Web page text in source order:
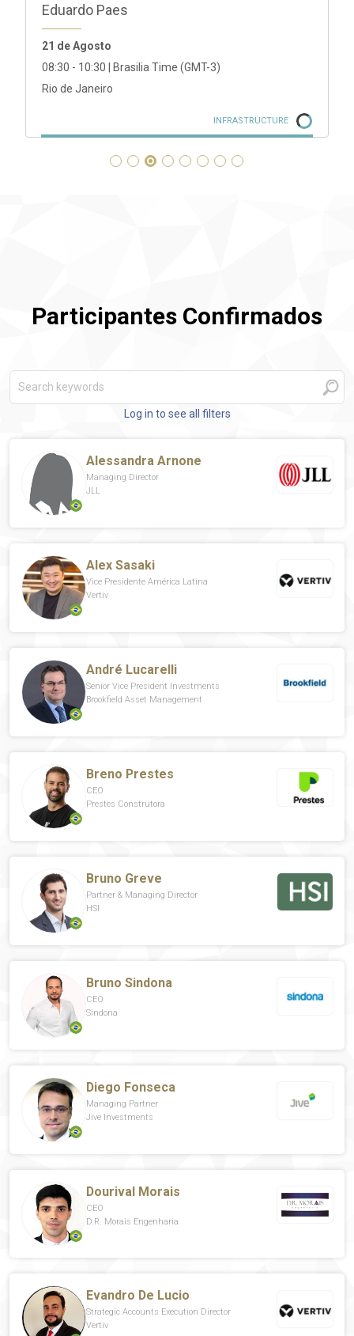
Eduardo Paes
21 de Agosto
08:30 - 10:30 | Brasilia Time (GMT-3)
Rio de Janeiro
INFRASTRUCTURE
Participantes Confirmados
Log in to see all filters
Alessandra Arnone
Managing Director
JLL
Alex Sasaki
Vice Presidente América Latina
Vertiv
André Lucarelli
Senior Vice President Investments
Brookfield Asset Management
Breno Prestes
CEO
Prestes Construtora
Bruno Greve
Partner & Managing Director
HSI
Bruno Sindona
CEO
Sindona
Diego Fonseca
Managing Partner
Jive Investments
Dourival Morais
CEO
D.R. Morais Engenharia
Evandro De Lucio
Strategic Accounts Execution Director
Vertiv